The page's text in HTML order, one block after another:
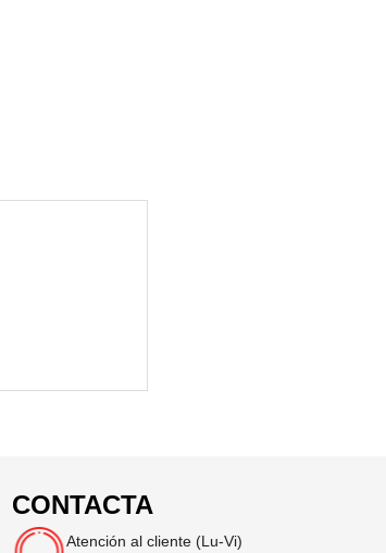
CONTACTA
Atención al cliente (Lu-Vi)